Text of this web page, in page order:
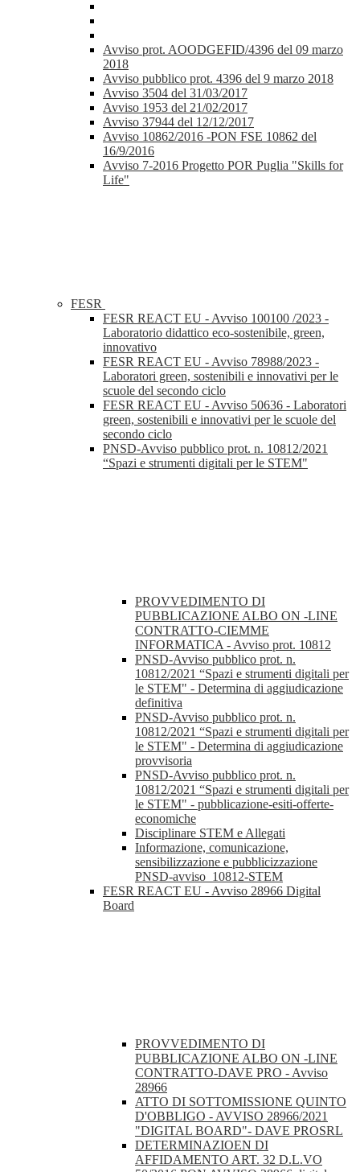
Avviso prot. AOODGEFID/4396 del 09 marzo
2018
Avviso pubblico prot. 4396 del 9 marzo 2018
Avviso 3504 del 31/03/2017
Avviso 1953 del 21/02/2017
Avviso 37944 del 12/12/2017
Avviso 10862/2016 -PON FSE 10862 del
16/9/2016
Avviso 7-2016 Progetto POR Puglia "Skills for
Life"
FESR
FESR REACT EU - Avviso 100100 /2023 -
Laboratorio didattico eco-sostenibile, green,
innovativo
FESR REACT EU - Avviso 78988/2023 -
Laboratori green, sostenibili e innovativi per le
scuole del secondo ciclo
FESR REACT EU - Avviso 50636 - Laboratori
green, sostenibili e innovativi per le scuole del
secondo ciclo
PNSD-Avviso pubblico prot. n. 10812/2021
“Spazi e strumenti digitali per le STEM"
PROVVEDIMENTO DI
PUBBLICAZIONE ALBO ON -LINE
CONTRATTO-CIEMME
INFORMATICA - Avviso prot. 10812
PNSD-Avviso pubblico prot. n.
10812/2021 “Spazi e strumenti digitali per
le STEM" - Determina di aggiudicazione
definitiva
PNSD-Avviso pubblico prot. n.
10812/2021 “Spazi e strumenti digitali per
le STEM" - Determina di aggiudicazione
provvisoria
PNSD-Avviso pubblico prot. n.
10812/2021 “Spazi e strumenti digitali per
le STEM" - pubblicazione-esiti-offerte-
economiche
Disciplinare STEM e Allegati
Informazione, comunicazione,
sensibilizzazione e pubblicizzazione
PNSD-avviso_10812-STEM
FESR REACT EU - Avviso 28966 Digital
Board
PROVVEDIMENTO DI
PUBBLICAZIONE ALBO ON -LINE
CONTRATTO-DAVE PRO - Avviso
28966
ATTO DI SOTTOMISSIONE QUINTO
D'OBBLIGO - AVVISO 28966/2021
"DIGITAL BOARD"- DAVE PROSRL
DETERMINAZIOEN DI
AFFIDAMENTO ART. 32 D.L.VO